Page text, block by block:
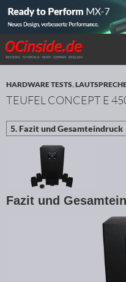
Redaktion ocinside.de
Suchen
ZUM INHALT SPRINGEN
HARDWARE TESTS,
TEUFEL CONCEPT E
Fazit und